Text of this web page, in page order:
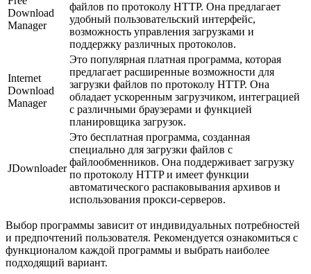
Download
Manager
файлов по протоколу HTTP. Она предлагает
удобный пользовательский интерфейс,
возможность управления загрузками и
поддержку различных протоколов.
Internet
Download
Manager
Это популярная платная программа, которая
предлагает расширенные возможности для
загрузки файлов по протоколу HTTP. Она
обладает ускоренным загрузчиком, интеграцией
с различными браузерами и функцией
планировщика загрузок.
JDownloader
Это бесплатная программа, созданная
специально для загрузки файлов с
файлообменников. Она поддерживает загрузку
по протоколу HTTP и имеет функции
автоматического распаковывания архивов и
использования прокси-серверов.
Выбор программы зависит от индивидуальных потребностей
и предпочтений пользователя. Рекомендуется ознакомиться с
функционалом каждой программы и выбрать наиболее
подходящий вариант.